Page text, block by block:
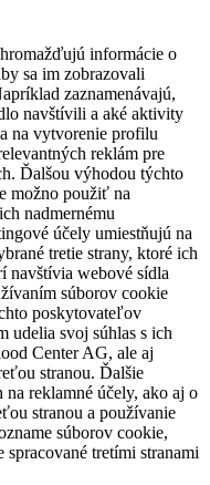
informácie o
sa im zobrazovali
zaznamenávajú,
navštívili a aké aktivity
na vytvorenie profilu
reklám pre
Ďalšou výhodou týchto
možno použiť na
nadmernému
účely umiestňujú na
tretie strany, ktoré ich
navštívia webové sídla
súborov cookie
poskytovateľov
udelia svoj súhlas s ich
Center AG, ale aj
stranou. Ďalšie
reklamné účely, ako aj o
stranou a používanie
súborov cookie,
tretími stranami